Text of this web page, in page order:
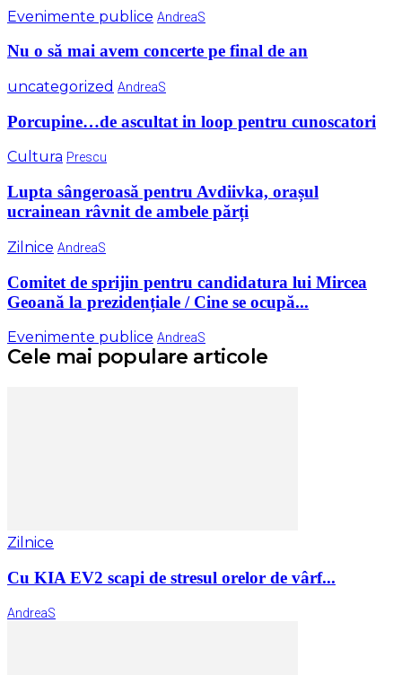
Evenimente publice AndreaS
Nu o să mai avem concerte pe final de an
uncategorized AndreaS
Porcupine…de ascultat in loop pentru cunoscatori
Cultura Prescu
Lupta sângeroasă pentru Avdiivka, orașul
ucrainean râvnit de ambele părți
Zilnice AndreaS
Comitet de sprijin pentru candidatura lui Mircea
Geoană la prezidențiale / Cine se ocupă...
Evenimente publice AndreaS
Cele mai populare articole
Zilnice
Cu KIA EV2 scapi de stresul orelor de vârf...
AndreaS